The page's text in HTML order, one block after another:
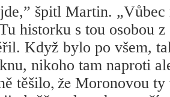
špitl Martin.
historku s tou osobou
Když bylo po všem,
nikoho tam naproti
těšilo, že Moronovou ty